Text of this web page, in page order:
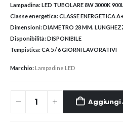
Lampadina:LED TUBOLARE 8W 3000K
Classe energetica:CLASSE ENERGETICA A+
Dimensioni:DIAMETRO 28 MM.
Disponibilità:DISPONIBILE
Tempistica:CA 5 / 6 GIORNI LAVORATIVI
Marchio: Lampadine LED
Aggiungi